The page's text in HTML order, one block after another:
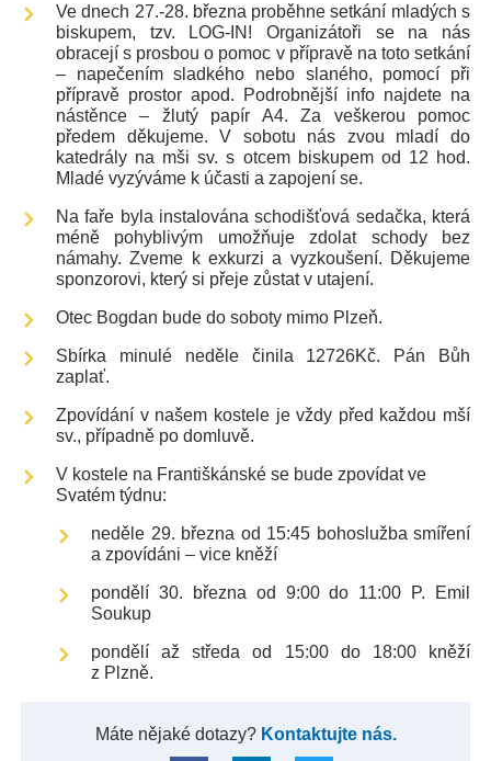
Ve dnech 27.-28. března proběhne setkání mladých s
biskupem, tzv. LOG-IN! Organizátoři se na nás
obracejí s prosbou o pomoc v přípravě na toto setkání
– napečením sladkého nebo slaného, pomocí při
přípravě prostor apod. Podrobnější info najdete na
nástěnce – žlutý papír A4. Za veškerou pomoc
předem děkujeme. V sobotu nás zvou mladí do
katedrály na mši sv. s otcem biskupem od 12 hod.
Mladé vyzýváme k účasti a zapojení se.
Na faře byla instalována schodišťová sedačka, která
méně pohyblivým umožňuje zdolat schody bez
námahy. Zveme k exkurzi a vyzkoušení. Děkujeme
sponzorovi, který si přeje zůstat v utajení.
Otec Bogdan bude do soboty mimo Plzeň.
Sbírka minulé neděle činila 12726Kč. Pán Bůh
zaplať.
Zpovídání v našem kostele je vždy před každou mší
sv., případně po domluvě.
V kostele na Františkánské se bude zpovídat ve
Svatém týdnu:
neděle 29. března od 15:45 bohoslužba smíření
a zpovídáni – vice kněží
pondělí 30. března od 9:00 do 11:00 P. Emil
Soukup
pondělí až středa od 15:00 do 18:00 kněží
z Plzně.
Máte nějaké dotazy?Kontaktujte nás.